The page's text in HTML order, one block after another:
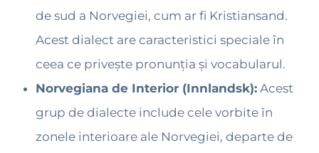
de sud a Norvegiei, cum ar fi Kristiansand.
Acest dialect are caracteristici speciale în
ceea ce privește pronunția și vocabularul.
Norvegiana de Interior (Innlandsk): Acest
grup de dialecte include cele vorbite în
zonele interioare ale Norvegiei, departe de